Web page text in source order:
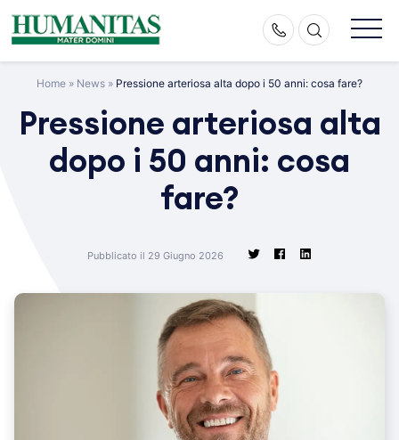
Skip
to
Home » News » Pressione arteriosa alta dopo i 50 anni: cosa fare?
Pressione arteriosa alta
dopo i 50 anni: cosa
fare?
Pubblicato il 29 Giugno 2026